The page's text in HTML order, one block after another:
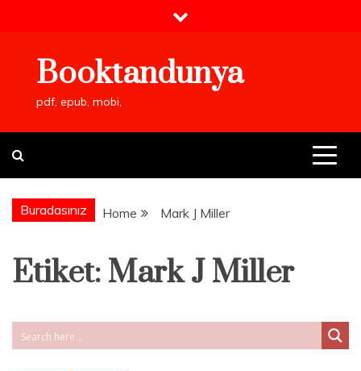
Booktandunya
pdf, epub, mobi,
Buradasınız Home Mark J Miller
Etiket: Mark J Miller